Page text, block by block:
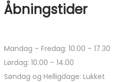
Åbningstider
Mandag – Fredag: 10.00 – 17.30
Lørdag: 10.00 – 14.00
Søndag og Helligdage: Lukket